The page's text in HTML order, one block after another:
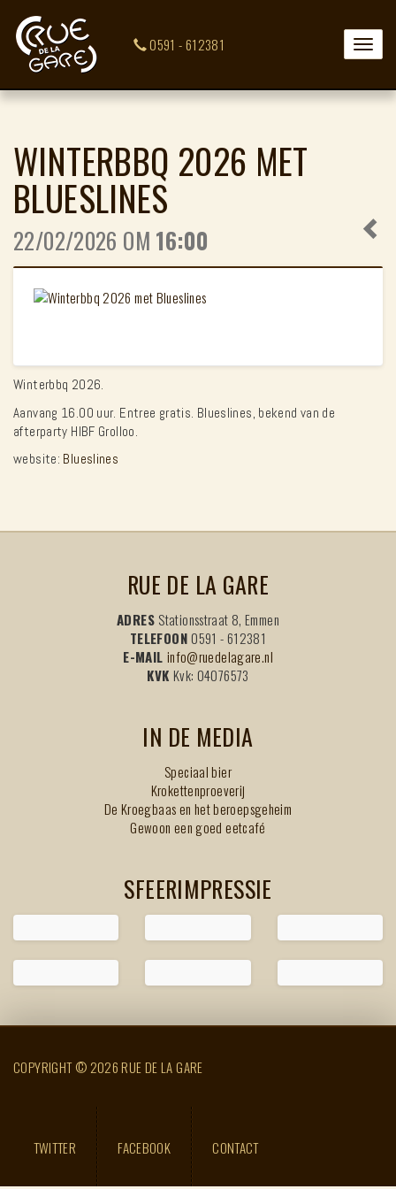
Toggle
0591 - 612381
WINTERBBQ 2026 MET
BLUESLINES
22/02/2026 OM 16:00
Winterbbq 2026.
Aanvang 16.00 uur. Entree gratis. Blueslines, bekend van de
afterparty HIBF Grolloo.
website: Blueslines
RUE DE LA GARE
ADRES Stationsstraat 8, Emmen
TELEFOON0591 - 612381
E-MAIL info@ruedelagare.nl
KVK Kvk: 04076573
IN DE MEDIA
Speciaal bier
Krokettenproeverij
De Kroegbaas en het beroepsgeheim
Gewoon een goed eetcafé
SFEERIMPRESSIE
COPYRIGHT © 2026 RUE DE LA GARE
TWITTER FACEBOOK CONTACT